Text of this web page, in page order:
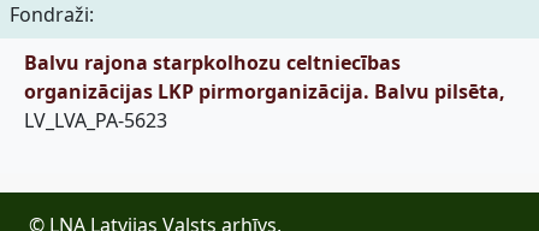
Fondraži:
Balvu rajona starpkolhozu celtniecības
organizācijas LKP pirmorganizācija. Balvu pilsēta,
LV_LVA_PA-5623
© LNA Latvijas Valsts arhīvs,